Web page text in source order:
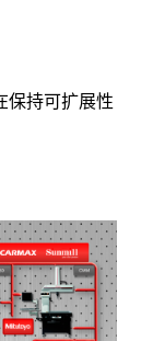
保持可扩展性